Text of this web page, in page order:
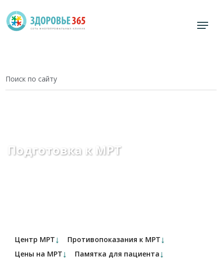
Подготовка к МРТ
Центр МРТ↓ Противопоказания к МРТ↓
Цены на МРТ↓ Памятка для пациента↓